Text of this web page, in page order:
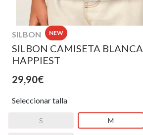
SILBON NEW
SILBON CAMISETA BLANCA
HAPPIEST
29,90€
Seleccionar talla
S M